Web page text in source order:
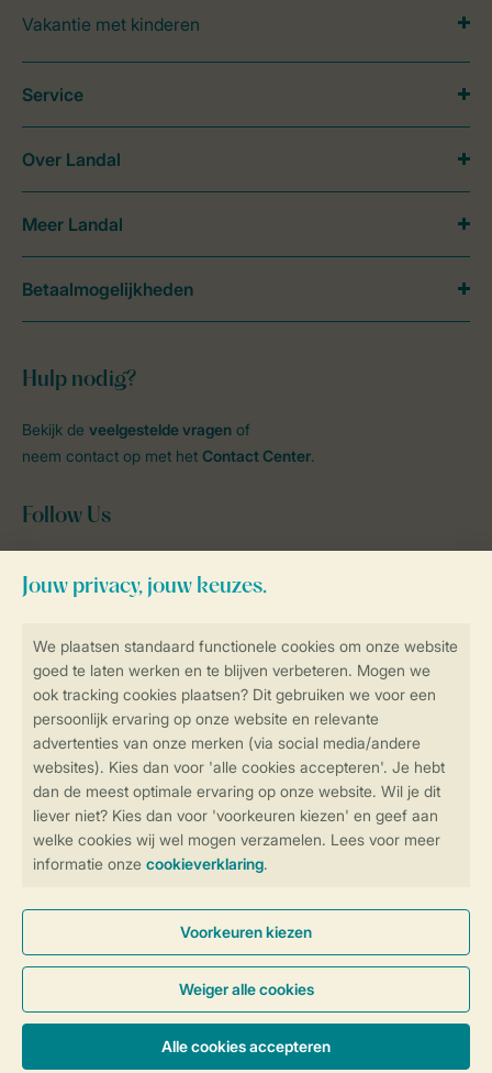
Controle over jouw gegevens &
privacy
Instellingen wijzigen
Veilig en snel online boeken
Veilige gegevensoverdracht
Veilige betaling
Vakantie met kinderen
Hulp nodig?
Bekijk de veelgestelde vragen of
neem contact op met het Contact Center.
Follow Us
Blijf op de hoogte
Service
Over Landal
Meer Landal
Betaalmogelijkheden